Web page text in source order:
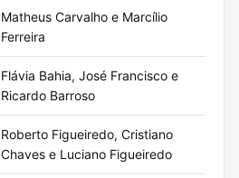
Matheus Carvalho e Marcílio
Ferreira
Flávia Bahia, José Francisco e
Ricardo Barroso
Roberto Figueiredo, Cristiano
Chaves e Luciano Figueiredo